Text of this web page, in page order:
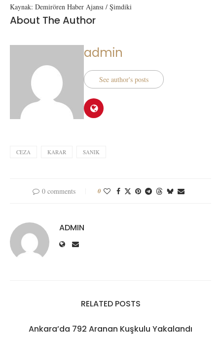
Kaynak: Demirören Haber Ajansı / Şimdiki
About The Author
admin
See author's posts
CEZA KARAR SANIK
0 comments 0
ADMIN
RELATED POSTS
Ankara’da 792 Aranan Kuşkulu Yakalandı